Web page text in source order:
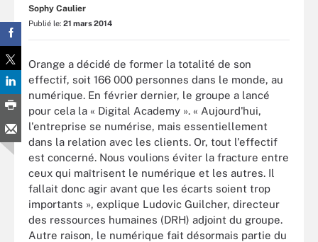
Sophy Caulier
Publié le: 21 mars 2014
Orange a décidé de former la totalité de son
effectif, soit 166 000 personnes dans le monde, au
numérique. En février dernier, le groupe a lancé
pour cela la « Digital Academy ». « Aujourd'hui,
l'entreprise se numérise, mais essentiellement
dans la relation avec les clients. Or, tout l'effectif
est concerné. Nous voulions éviter la fracture entre
ceux qui maîtrisent le numérique et les autres. Il
fallait donc agir avant que les écarts soient trop
importants », explique Ludovic Guilcher, directeur
des ressources humaines (DRH) adjoint du groupe.
Autre raison, le numérique fait désormais partie du